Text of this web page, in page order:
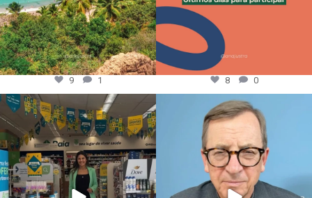
9 1 8 0